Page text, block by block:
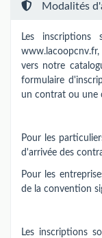
Modalités
Les
vers notre
formulaire
un contrat ou une
Pour les
d'arrivée des
Pour les
de la convention
Les inscriptions